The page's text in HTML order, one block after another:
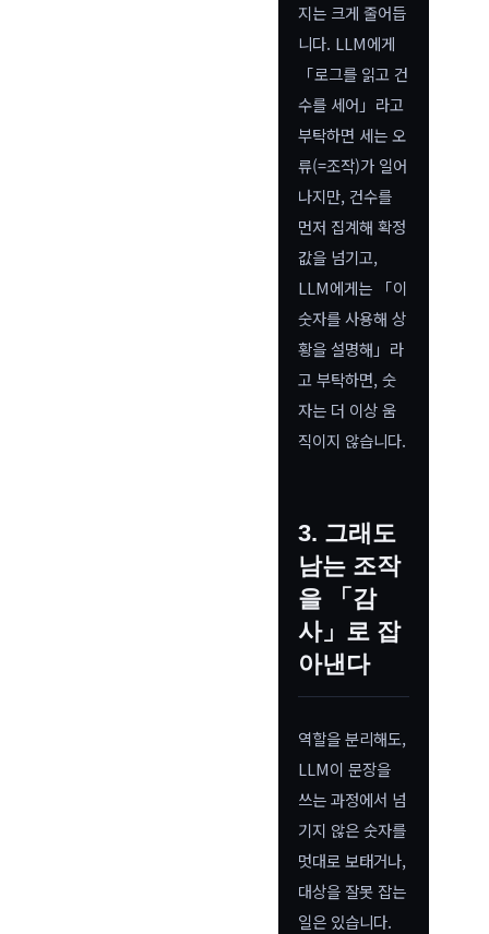
지는 크게 줄어듭
니다. LLM에게
「로그를 읽고 건
수를 세어」라고
부탁하면 세는 오
류(=조작)가 일어
나지만, 건수를
먼저 집계해 확정
값을 넘기고,
LLM에게는 「이
숫자를 사용해 상
황을 설명해」라
고 부탁하면, 숫
자는 더 이상 움
직이지 않습니다.
3. 그래도
남는 조작
을 「감
사」로 잡
아낸다
역할을 분리해도,
LLM이 문장을
쓰는 과정에서 넘
기지 않은 숫자를
멋대로 보태거나,
대상을 잘못 잡는
일은 있습니다.